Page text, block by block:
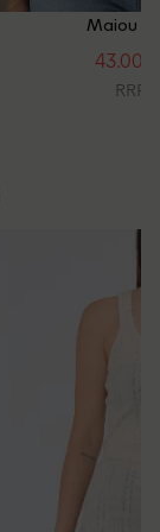
Maiou
43.00
RRP: